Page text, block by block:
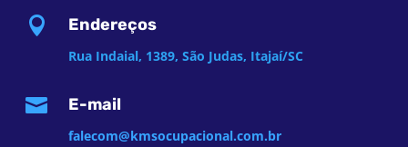
 Endereços
Rua Indaial, 1389, São Judas, Itajaí/SC
 E-mail
falecom@kmsocupacional.com.br